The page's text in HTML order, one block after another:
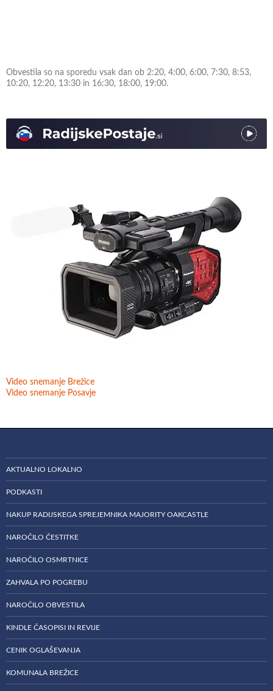
Obvestila so na sporedu vsak dan ob 2:20, 4:00, 6:00, 7:30, 8:53,
10:20, 12:20, 13:30 in 16:30, 18:00, 19:00.
Video snemanje Brežice
Video snemanje Posavje
AKTUALNO LOKALNO
PODKASTI
NAKUP RADIJSKEGA SPREJEMNIKA MAJORITY OAKCASTLE
NAROČILO ČESTITKE
NAROČILO OSMRTNICE
ZAHVALA PO POGREBU
NAROČILO OBVESTILA
KINDLE ČASOPISI IN REVIJE
CENIK OGLAŠEVANJA
KOMUNALA BREŽICE